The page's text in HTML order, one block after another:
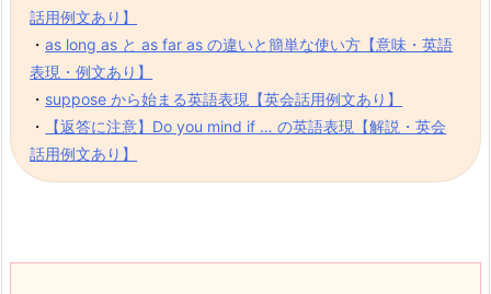
話用例文あり】
・as long as と as far as の違いと簡単な使い方【意味・英語
表現・例文あり】
・ suppose から始まる英語表現【英会話用例文あり】
・
【返答に注意】Do you mind if … の英語表現【解説・英会
話用例文あり】